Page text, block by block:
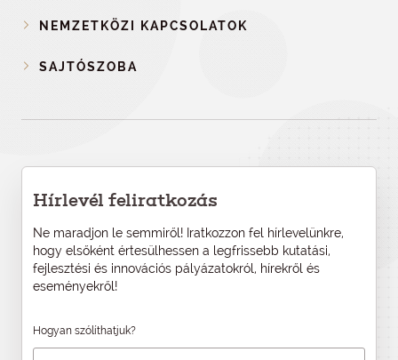
NEMZETKÖZI KAPCSOLATOK
SAJTÓSZOBA
Hírlevél feliratkozás
Ne maradjon le semmiről! Iratkozzon fel hírlevelünkre,
hogy elsőként értesülhessen a legfrissebb kutatási,
fejlesztési és innovációs pályázatokról, hírekről és
eseményekről!
Hogyan szólíthatjuk?